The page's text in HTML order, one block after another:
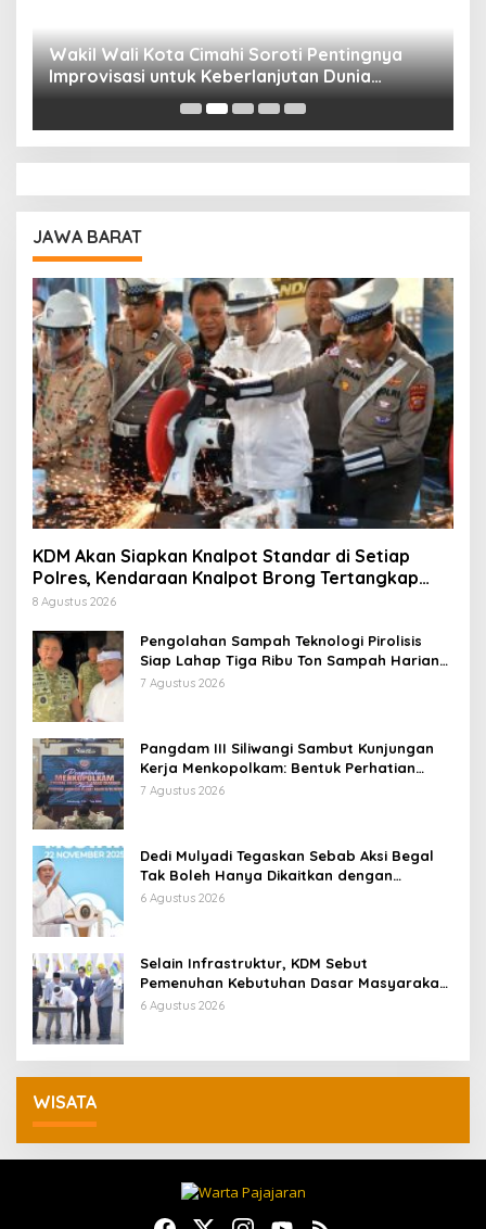
Wakil Wali Kota Cimahi Soroti Pentingnya
Improvisasi untuk Keberlanjutan Dunia
Pendidikan
JAWA BARAT
KDM Akan Siapkan Knalpot Standar di Setiap
Polres, Kendaraan Knalpot Brong Tertangkap
Langsung Ganti
8 Agustus 2026
Pengolahan Sampah Teknologi Pirolisis
Siap Lahap Tiga Ribu Ton Sampah Harian
Jawa Barat
7 Agustus 2026
Pangdam III Siliwangi Sambut Kunjungan
Kerja Menkopolkam: Bentuk Perhatian
Pemerintah
7 Agustus 2026
Dedi Mulyadi Tegaskan Sebab Aksi Begal
Tak Boleh Hanya Dikaitkan dengan
Ekonomi
6 Agustus 2026
Selain Infrastruktur, KDM Sebut
Pemenuhan Kebutuhan Dasar Masyarakat
Jadi Fokus APBD Jabar 2027
6 Agustus 2026
WISATA